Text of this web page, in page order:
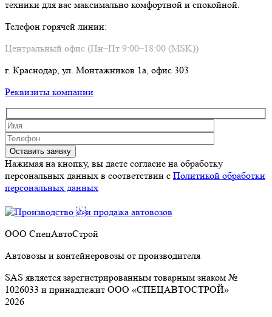
техники для вас максимально комфортной и спокойной.
Телефон горячей линии:
Центральный офис (Пн–Пт 9:00–18:00 (MSK))
г. Краснодар, ул. Монтажников 1а, офис 303
Реквизиты компании
Нажимая на кнопку, вы даете согласие на обработку
персональных данных в соответствии c Политикой обработки
персональных данных
ООО СпецАвтоСтрой
Автовозы и контейнеровозы от производителя
SAS является зарегистрированным товарным знаком №
1026033 и принадлежит ООО «СПЕЦАВТОСТРОЙ»
2026